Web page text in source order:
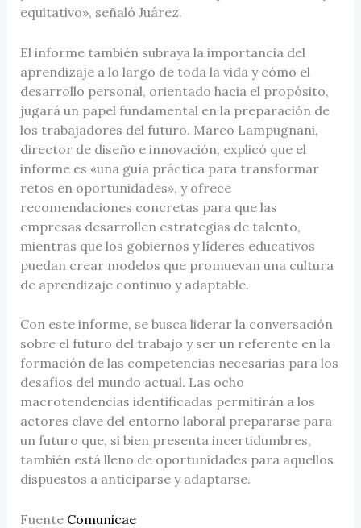
equitativo», señaló Juárez.
El informe también subraya la importancia del
aprendizaje a lo largo de toda la vida y cómo el
desarrollo personal, orientado hacia el propósito,
jugará un papel fundamental en la preparación de
los trabajadores del futuro. Marco Lampugnani,
director de diseño e innovación, explicó que el
informe es «una guía práctica para transformar
retos en oportunidades», y ofrece
recomendaciones concretas para que las
empresas desarrollen estrategias de talento,
mientras que los gobiernos y líderes educativos
puedan crear modelos que promuevan una cultura
de aprendizaje continuo y adaptable.
Con este informe, se busca liderar la conversación
sobre el futuro del trabajo y ser un referente en la
formación de las competencias necesarias para los
desafíos del mundo actual. Las ocho
macrotendencias identificadas permitirán a los
actores clave del entorno laboral prepararse para
un futuro que, si bien presenta incertidumbres,
también está lleno de oportunidades para aquellos
dispuestos a anticiparse y adaptarse.
Fuente Comunicae